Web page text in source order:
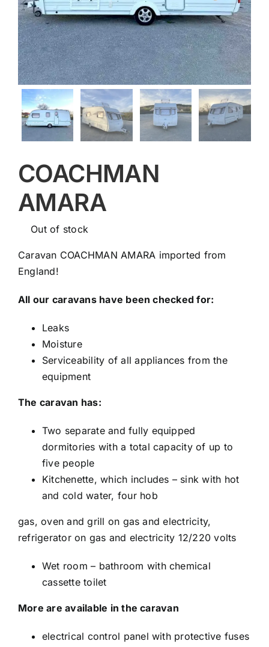
COACHMAN
AMARA
Out of stock
Caravan COACHMAN AMARA imported from
England!
All our caravans have been checked for:
Leaks
Moisture
Serviceability of all appliances from the
equipment
The caravan has:
Two separate and fully equipped
dormitories with a total capacity of up to
five people
Kitchenette, which includes – sink with hot
and cold water, four hob
gas, oven and grill on gas and electricity,
refrigerator on gas and electricity 12/220 volts
Wet room – bathroom with chemical
cassette toilet
More are available in the caravan
electrical control panel with protective fuses